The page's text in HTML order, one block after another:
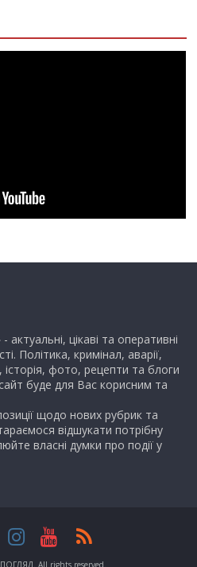
цікаві та оперативні
Політика, кримінал, аварії,
фото, рецепти та блоги
буде для Вас корисним та
щодо нових рубрик та
відшукати потрібну
власні думки про події у
ПОГЛЯД . All rights reserved.